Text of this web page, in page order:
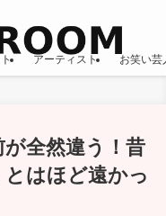
アーティスト お笑い芸
全然違う！昔
はほど遠かっ